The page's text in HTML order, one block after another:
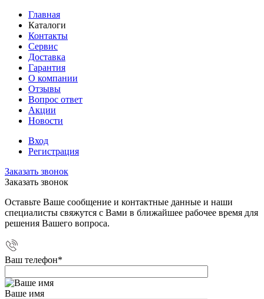
Главная
Каталоги
Контакты
Сервис
Доставка
Гарантия
О компании
Отзывы
Вопрос ответ
Акции
Новости
Вход
Регистрация
Заказать звонок
Заказать звонок
Оставьте Ваше сообщение и контактные данные и наши
специалисты свяжутся с Вами в ближайшее рабочее время для
решения Вашего вопроса.
Ваш телефон*
Ваше имя